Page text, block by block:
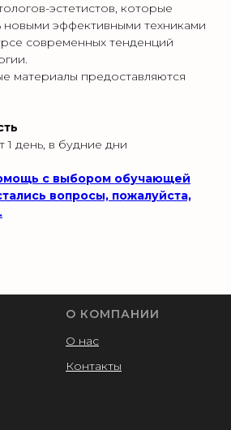
эстетистов, которые
новыми эффективными техниками
современных тенденций
материалы предоставляются
день, в будние дни
с выбором обучающей
вопросы, пожалуйста,
О КОМПАНИИ
О нас
Контакты